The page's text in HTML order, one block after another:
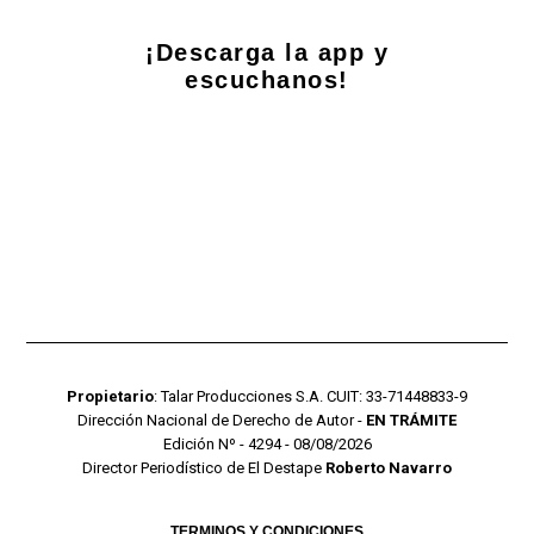
¡Descarga la app y
escuchanos!
Propietario: Talar Producciones S.A. CUIT: 33-71448833-9
Dirección Nacional de Derecho de Autor - EN TRÁMITE
Edición Nº - 4294 - 08/08/2026
Director Periodístico de El Destape Roberto Navarro